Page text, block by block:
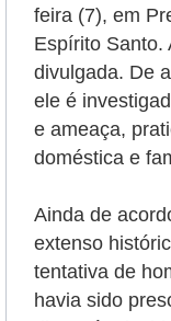
feira (7), em
Espírito Santo.
divulgada. De
ele é
e ameaça,
doméstica e
Ainda de
extenso
tentativa de
havia sido